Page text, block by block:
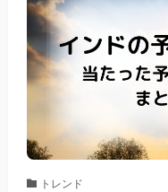
トレンド